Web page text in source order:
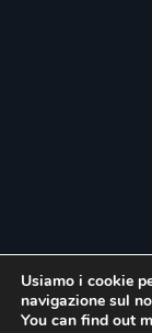
Usiamo i cookie
navigazione sul
You can find out